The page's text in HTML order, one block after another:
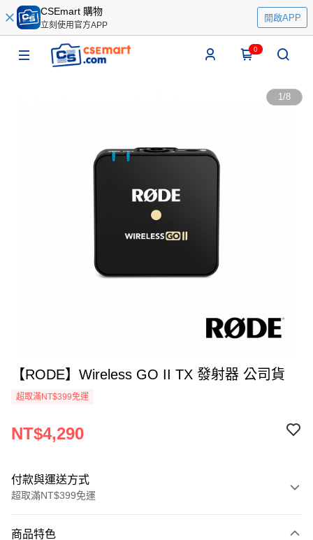
CSEmart 購物
立刻使用官方APP
開啟APP
0
1/8
【RODE】Wireless GO II TX 發射器 公司貨
超取滿NT$399免運
NT$4,290
付款與運送方式
超取滿NT$399免運
商品特色